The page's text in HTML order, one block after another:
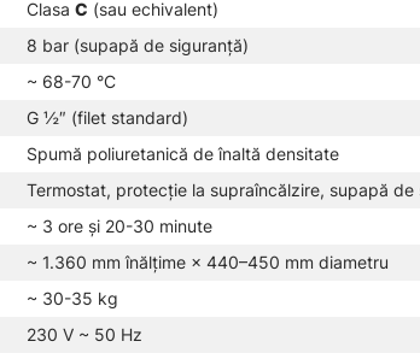
Clasa C (sau echivalent)
8 bar (supapă de siguranță)
~ 68-70 °C
G ½″ (filet standard)
Spumă poliuretanică de înaltă densitate
Termostat, protecție la supraîncălzire, supapă
~ 3 ore și 20-30 minute
~ 1.360 mm înălțime × 440–450 mm diametru
~ 30-35 kg
230 V ~ 50 Hz